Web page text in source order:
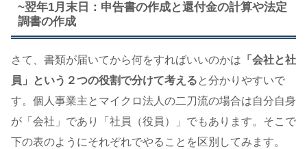
~翌年1月末日：申告書の作成と還付金の計算や法定
調書の作成
さて、書類が届いてから何をすればいいのかは 「会社と社
員」という２つの役割で分けて考える と分かりやすいで
す。個人事業主とマイクロ法人の二刀流の場合は自分自身
が「会社」であり「社員（役員）」でもあります。そこで
下の表のようにそれぞれでやることを区別してみます。